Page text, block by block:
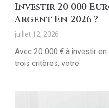
Investir 20 000
Argent En 2026 ?
juillet 12, 2026
Avec 20 000 € à investir
trois critères, votre